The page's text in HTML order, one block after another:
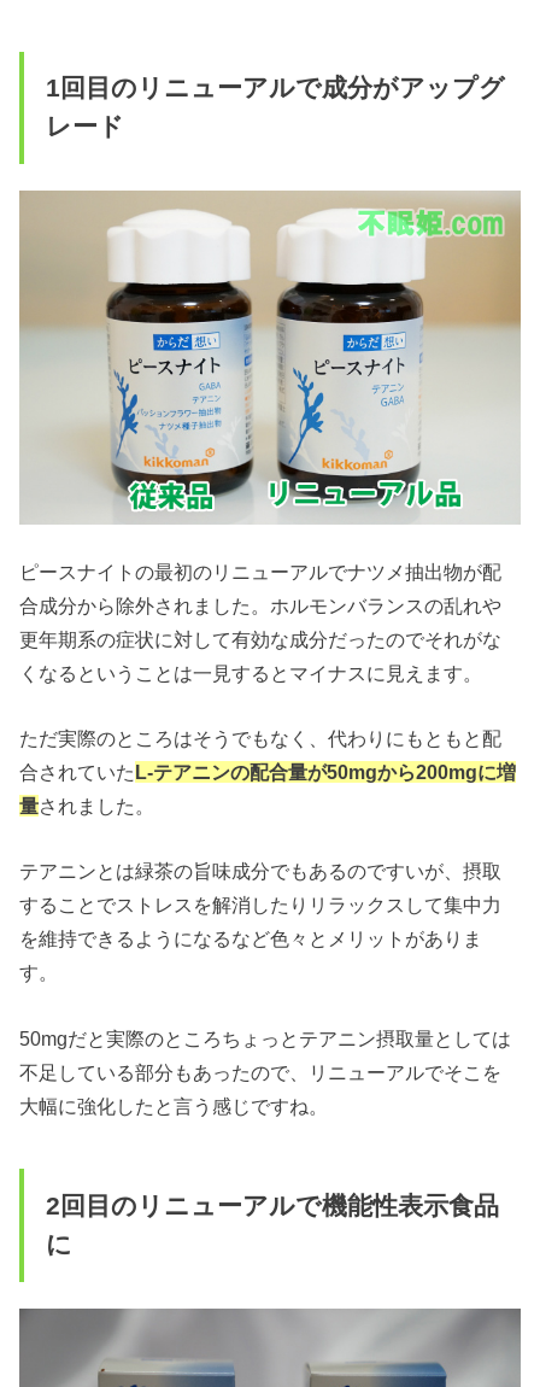
1回目のリニューアルで成分がアップグ
レード
ピースナイトの最初のリニューアルでナツメ抽出物が配
合成分から除外されました。ホルモンバランスの乱れや
更年期系の症状に対して有効な成分だったのでそれがな
くなるということは一見するとマイナスに見えます。
ただ実際のところはそうでもなく、代わりにもともと配
合されていたL-テアニンの配合量が50mgから200mgに増
量されました。
テアニンとは緑茶の旨味成分でもあるのですいが、摂取
することでストレスを解消したりリラックスして集中力
を維持できるようになるなど色々とメリットがありま
す。
50mgだと実際のところちょっとテアニン摂取量としては
不足している部分もあったので、リニューアルでそこを
大幅に強化したと言う感じですね。
2回目のリニューアルで機能性表示食品
に